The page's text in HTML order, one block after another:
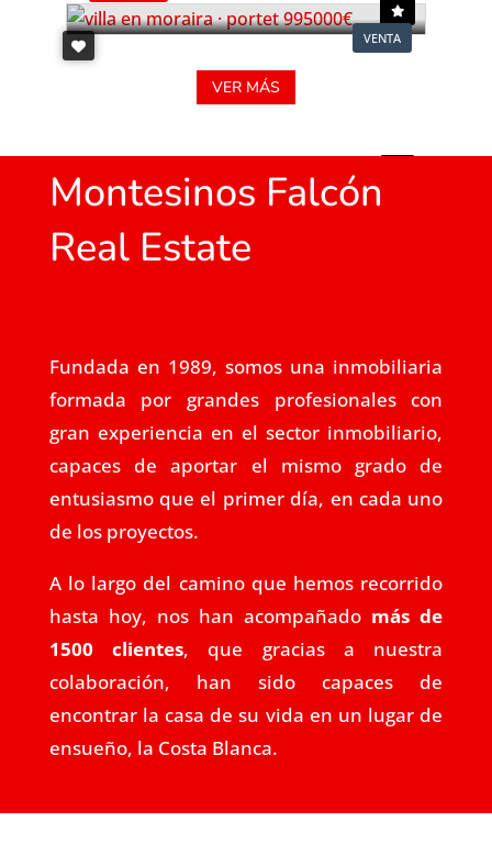
VENTA
VER MÁS
Montesinos Falcón
Real Estate
Fundada en 1989, somos una inmobiliaria
formada por grandes profesionales con
gran experiencia en el sector inmobiliario,
capaces de aportar el mismo grado de
entusiasmo que el primer día, en cada uno
de los proyectos.
A lo largo del camino que hemos recorrido
hasta hoy, nos han acompañado más de
1500 clientes, que gracias a nuestra
colaboración, han sido capaces de
encontrar la casa de su vida en un lugar de
ensueño, la Costa Blanca.